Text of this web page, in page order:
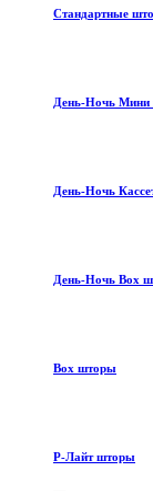
Стандартные
День-Ночь
День-Ночь
День-Ночь Box
Box шторы
Р-Лайт шторы